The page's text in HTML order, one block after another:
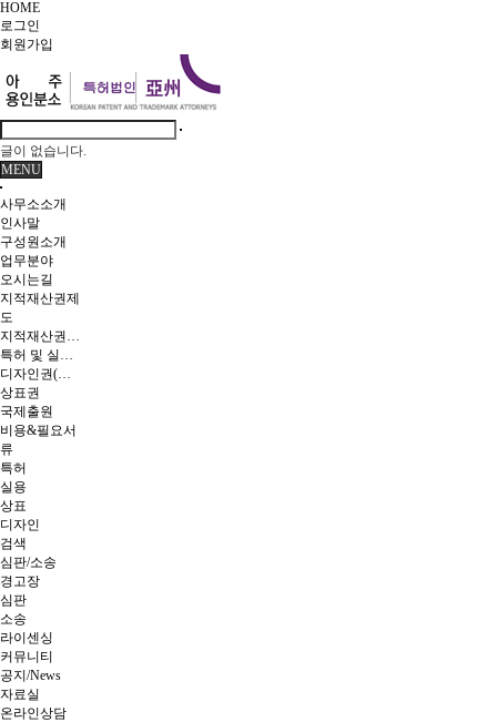
HOME
로그인
회원 가입
글이 없습니다.
MENU
사무소소개
인사말
구성원소개
업무분야
오시는길
지적재산권제
도
지적재산권이란
특허 및 실용신안
디자인권(의장)
상표권
국제출원
비용&필요서
류
특허
실용
상표
디자인
검색
심판/소송
경고장
심판
소송
라이센싱
커뮤니티
공지/News
자료실
온라인상담